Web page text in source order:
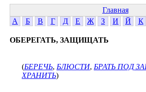
Главная
А
Б В Г Д Е Ж З И Й К
ОБЕРЕГАТЬ, ЗАЩИЩАТЬ
(БЕРЕЧЬ, БЛЮСТИ, БРАТЬ ПОД
ХРАНИТЬ)